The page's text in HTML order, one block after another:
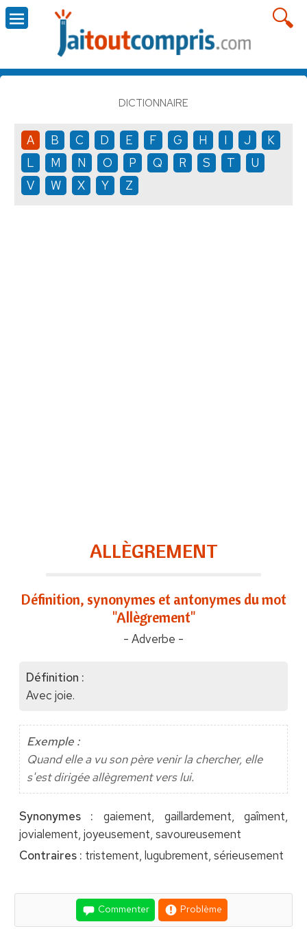
DICTIONNAIRE
A B C D E F G H I J
K
L
M N O P Q R S T
U
V
W X Y Z
ALLÈGREMENT
Définition, synonymes et antonymes du mot
"Allègrement"
- Adverbe -
Définition :
Avec joie.
Exemple :
Quand elle a vu son père venir la chercher, elle
s'est dirigée allègrement vers lui.
Synonymes : gaiement, gaillardement, gaîment,
jovialement, joyeusement, savoureusement
Contraires : tristement, lugubrement, sérieusement
Commenter Problème